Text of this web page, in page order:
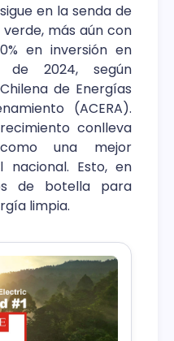
en la senda de
más aún con
en inversión en
de 2024, según
de Energías
(ACERA).
conlleva
una mejor
nacional. Esto, en
de botella para
limpia.